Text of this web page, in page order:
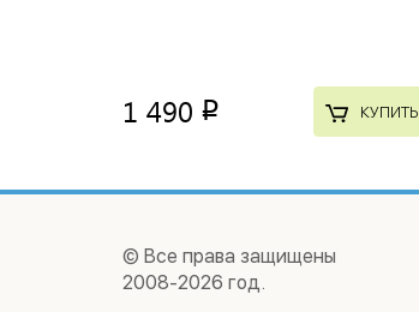
1 490 p КУПИТЬ
© Все права защищены
2008-2026 год.